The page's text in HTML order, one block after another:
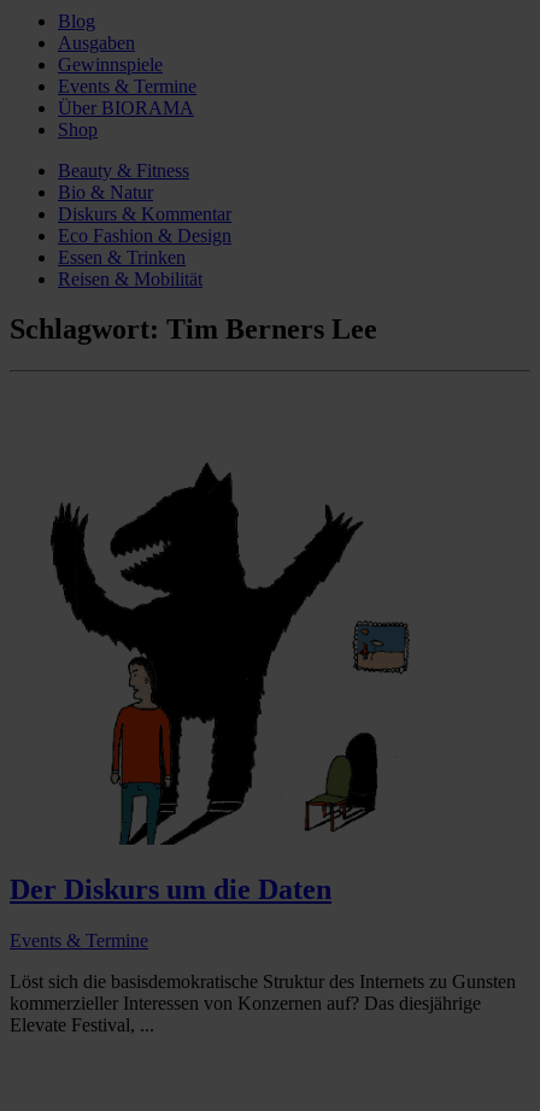
Blog
Ausgaben
Gewinnspiele
Events & Termine
Über BIORAMA
Shop
Beauty & Fitness
Bio & Natur
Diskurs & Kommentar
Eco Fashion & Design
Essen & Trinken
Reisen & Mobilität
Schlagwort: Tim Berners Lee
Der Diskurs um die Daten
Events & Termine
Löst sich die basisdemokratische Struktur des Internets zu Gunsten
kommerzieller Interessen von Konzernen auf? Das diesjährige
Elevate Festival, ...